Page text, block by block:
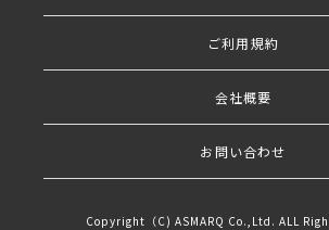
・調査目的に合致した手法を選ぼう
・評価精度の質を上げるためには？
・成否のカギを握る 3つの要素
ご利用規約
会社概要
お問い合わせ
Copyright（C) ASMARQ Co.,Ltd. ALL